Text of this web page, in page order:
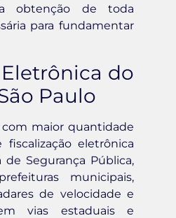
obtenção de toda
para fundamentar
do
Paulo
maior quantidade
eletrônica
de Segurança Pública,
municipais,
de velocidade e
vias estaduais e